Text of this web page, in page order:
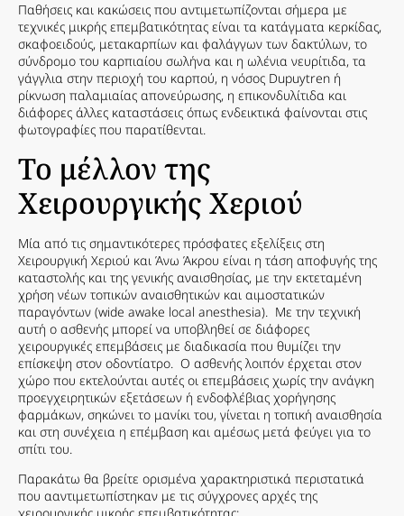
Παθήσεις και κακώσεις που αντιμετωπίζονται σήμερα με
τεχνικές μικρής επεμβατικότητας είναι τα κατάγματα κερκίδας,
σκαφοειδούς, μετακαρπίων και φαλάγγων των δακτύλων, το
σύνδρομο του καρπιαίου σωλήνα και η ωλένια νευρίτιδα, τα
γάγγλια στην περιοχή του καρπού, η νόσος Dupuytren ή
ρίκνωση παλαμιαίας απονεύρωσης, η επικονδυλίτιδα και
διάφορες άλλες καταστάσεις όπως ενδεικτικά φαίνονται στις
φωτογραφίες που παρατίθενται.
Το μέλλον της
Χειρουργικής Χεριού
Μία από τις σημαντικότερες πρόσφατες εξελίξεις στη
Χειρουργική Χεριού και Άνω Άκρου είναι η τάση αποφυγής της
καταστολής και της γενικής αναισθησίας, με την εκτεταμένη
χρήση νέων τοπικών αναισθητικών και αιμοστατικών
παραγόντων (wide awake local anesthesia). Με την τεχνική
αυτή ο ασθενής μπορεί να υποβληθεί σε διάφορες
χειρουργικές επεμβάσεις με διαδικασία που θυμίζει την
επίσκεψη στον οδοντίατρο. Ο ασθενής λοιπόν έρχεται στον
χώρο που εκτελούνται αυτές οι επεμβάσεις χωρίς την ανάγκη
προεγχειρητικών εξετάσεων ή ενδοφλέβιας χορήγησης
φαρμάκων, σηκώνει το μανίκι του, γίνεται η τοπική αναισθησία
και στη συνέχεια η επέμβαση και αμέσως μετά φεύγει για το
σπίτι του.
Παρακάτω θα βρείτε ορισμένα χαρακτηριστικά περιστατικά
που ααντιμετωπίστηκαν με τις σύγχρονες αρχές της